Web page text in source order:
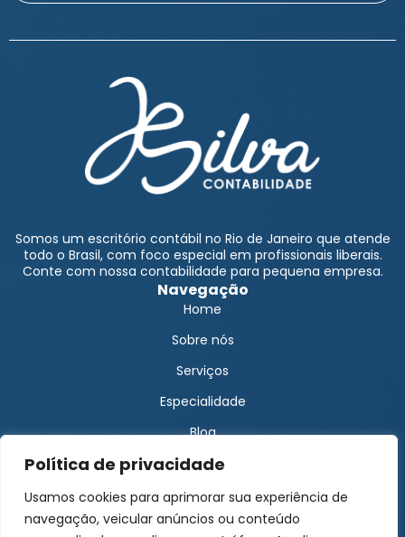
Política de privacidade
Usamos cookies para aprimorar sua experiência de
navegação, veicular anúncios ou conteúdo
Somos um escritório contábil no Rio de Janeiro que atende
todo o Brasil, com foco especial em profissionais liberais.
Conte com nossa contabilidade para pequena empresa.
Navegação
Home
Sobre nós
Serviços
Especialidade
Blog
Solicite um orçamento
Área do cliente
Encontre-nos
Contato Matriz